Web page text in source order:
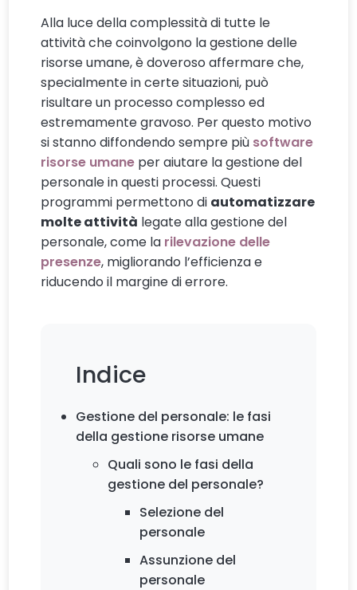
Alla luce della complessità di tutte le
attività che coinvolgono la gestione delle
risorse umane, è doveroso affermare che,
specialmente in certe situazioni, può
risultare un processo complesso ed
estremamente gravoso. Per questo motivo
si stanno diffondendo sempre più software
risorse umane per aiutare la gestione del
personale in questi processi. Questi
programmi permettono di automatizzare
molte attività legate alla gestione del
personale, come la rilevazione delle
presenze, migliorando l’efficienza e
riducendo il margine di errore.
Indice
Gestione del personale: le fasi
della gestione risorse umane
Quali sono le fasi della
gestione del personale?
Selezione del
personale
Assunzione del
personale